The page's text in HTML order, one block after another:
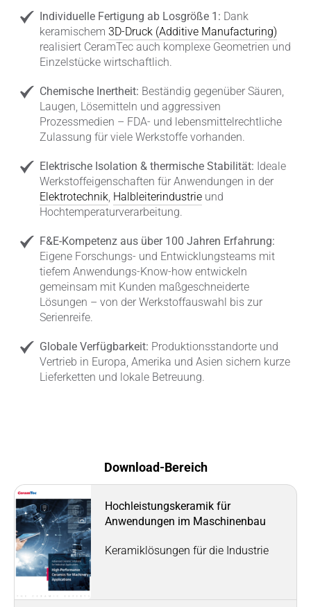
Individuelle Fertigung ab Losgröße 1: Dank
keramischem 3D-Druck (Additive Manufacturing)
realisiert CeramTec auch komplexe Geometrien und
Einzelstücke wirtschaftlich.
Chemische Inertheit: Beständig gegenüber Säuren,
Laugen, Lösemitteln und aggressiven
Prozessmedien – FDA- und lebensmittelrechtliche
Zulassung für viele Werkstoffe vorhanden.
Elektrische Isolation & thermische Stabilität: Ideale
Werkstoffeigenschaften für Anwendungen in der
Elektrotechnik, Halbleiterindustrie und
Hochtemperaturverarbeitung.
F&E-Kompetenz aus über 100 Jahren Erfahrung:
Eigene Forschungs- und Entwicklungsteams mit
tiefem Anwendungs-Know-how entwickeln
gemeinsam mit Kunden maßgeschneiderte
Lösungen – von der Werkstoffauswahl bis zur
Serienreife.
Globale Verfügbarkeit: Produktionsstandorte und
Vertrieb in Europa, Amerika und Asien sichern kurze
Lieferketten und lokale Betreuung.
Download-Bereich
Hochleistungskeramik für
Anwendungen im Maschinenbau
Keramiklösungen für die Industrie